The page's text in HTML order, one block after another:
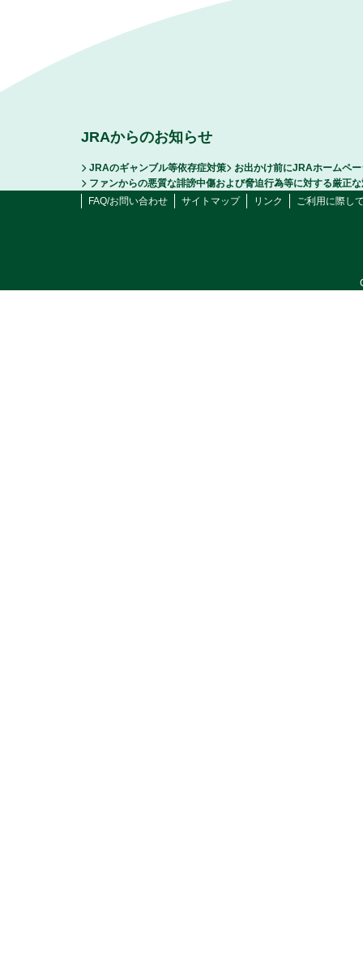
JRAからのお知らせ
JRAのギャンブル等依存症対策
お出かけ前にJRAホームペ
ファンからの悪質な誹謗中傷および脅迫行為等に対する厳正
FAQ/お問い合わせ
サイトマップ リンク ご利用に際し